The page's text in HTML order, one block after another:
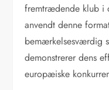
fremtrædende klub i
anvendt denne
bemærkelsesværdig
demonstrerer dens
europæiske